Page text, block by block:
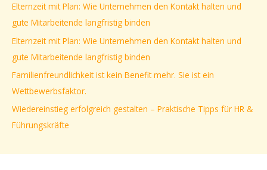
n
a
c
h
:
Elternzeit mit Plan: Wie Unternehmen den Kontakt halten und
gute Mitarbeitende langfristig binden
Elternzeit mit Plan: Wie Unternehmen den Kontakt halten und
gute Mitarbeitende langfristig binden
Familienfreundlichkeit ist kein Benefit mehr. Sie ist ein
Wettbewerbsfaktor.
Wiedereinstieg erfolgreich gestalten – Praktische Tipps für HR &
Führungskräfte